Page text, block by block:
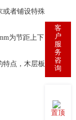
或者铺设特殊
为节距上下
点，木层板
客
户
服
务
咨
询
置顶